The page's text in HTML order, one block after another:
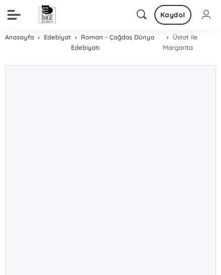
Kaydol
Anasayfa Edebiyat
Roman - Çağdaş Dünya
Edebiyatı
Üstat ile
Margarita